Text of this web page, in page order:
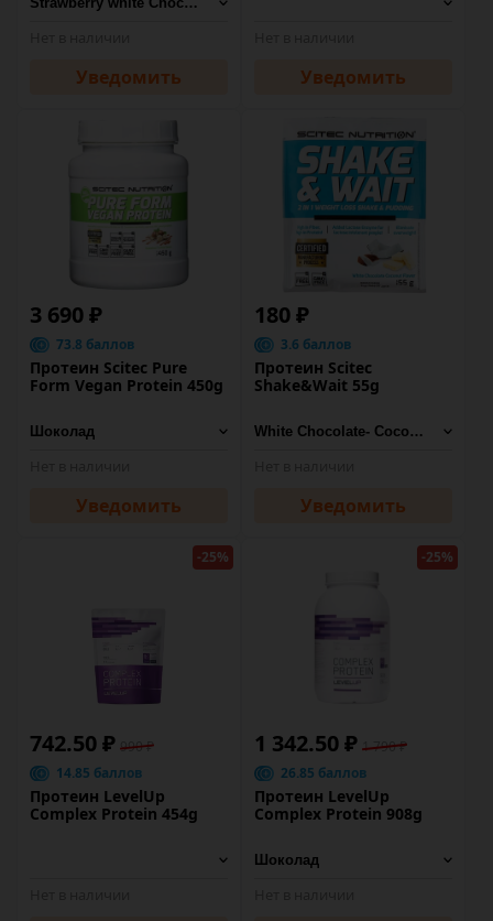
Уведомить Уведомить
3 690 ₽
73.8 баллов
Протеин Scitec Pure
Form Vegan Protein 450g
Уведомить
180 ₽
3.6 баллов
Протеин Scitec
Shake&Wait 55g
Уведомить
-25%
742.50 ₽ 990 ₽
14.85 баллов
Протеин LevelUp
Complex Protein 454g
-25%
1 342.50 ₽ 1 790 ₽
26.85 баллов
Протеин LevelUp
Complex Protein 908g